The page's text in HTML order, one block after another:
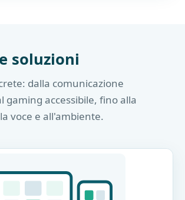
soluzioni
dalla comunicazione
gaming accessibile, fino alla
voce e all'ambiente.